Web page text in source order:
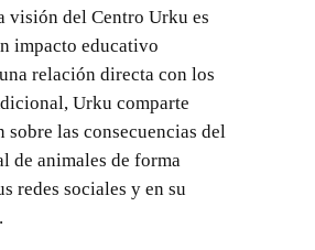
visión del Centro Urku es
impacto educativo
relación directa con los
Urku comparte
las consecuencias del
de animales de forma
redes sociales y en su